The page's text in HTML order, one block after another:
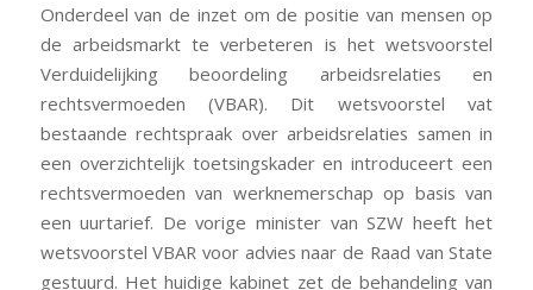
Onderdeel van de inzet om de positie van mensen op
de arbeidsmarkt te verbeteren is het wetsvoorstel
Verduidelijking beoordeling arbeidsrelaties en
rechtsvermoeden (VBAR). Dit wetsvoorstel vat
bestaande rechtspraak over arbeidsrelaties samen in
een overzichtelijk toetsingskader en introduceert een
rechtsvermoeden van werknemerschap op basis van
een uurtarief. De vorige minister van SZW heeft het
wetsvoorstel VBAR voor advies naar de Raad van State
gestuurd. Het huidige kabinet zet de behandeling van